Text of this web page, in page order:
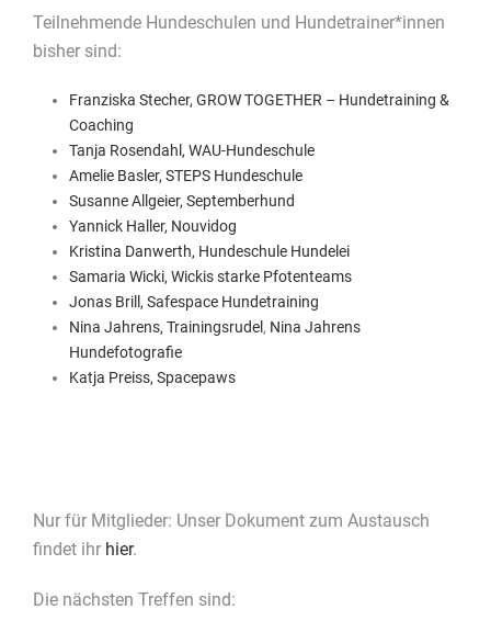
Teilnehmende Hundeschulen und Hundetrainer*innen
bisher sind:
Franziska Stecher, GROW TOGETHER – Hundetraining &
Coaching
Tanja Rosendahl, WAU-Hundeschule
Amelie Basler, STEPS Hundeschule
Susanne Allgeier, Septemberhund
Yannick Haller, Nouvidog
Kristina Danwerth, Hundeschule Hundelei
Samaria Wicki, Wickis starke Pfotenteams
Jonas Brill, Safespace Hundetraining
Nina Jahrens, Trainingsrudel , Nina Jahrens
Hundefotografie
Katja Preiss, Spacepaws
Nur für Mitglieder: Unser Dokument zum Austausch
findet ihr hier.
Die nächsten Treffen sind: